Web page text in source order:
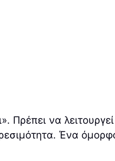
Πρέπει να
Ένα